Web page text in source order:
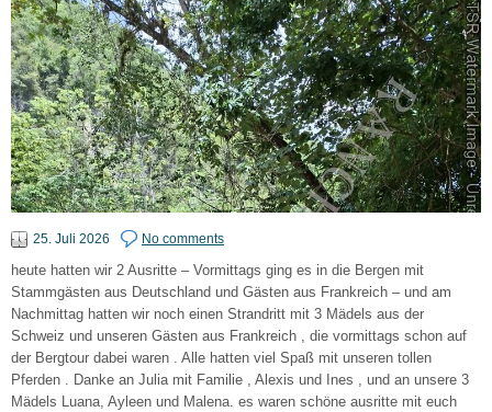
25. Juli 2026 No comments
heute hatten wir 2 Ausritte – Vormittags ging es in die Bergen mit
Stammgästen aus Deutschland und Gästen aus Frankreich – und am
Nachmittag hatten wir noch einen Strandritt mit 3 Mädels aus der
Schweiz und unseren Gästen aus Frankreich , die vormittags schon auf
der Bergtour dabei waren . Alle hatten viel Spaß mit unseren tollen
Pferden . Danke an Julia mit Familie , Alexis und Ines , und an unsere 3
Mädels Luana, Ayleen und Malena. es waren schöne ausritte mit euch